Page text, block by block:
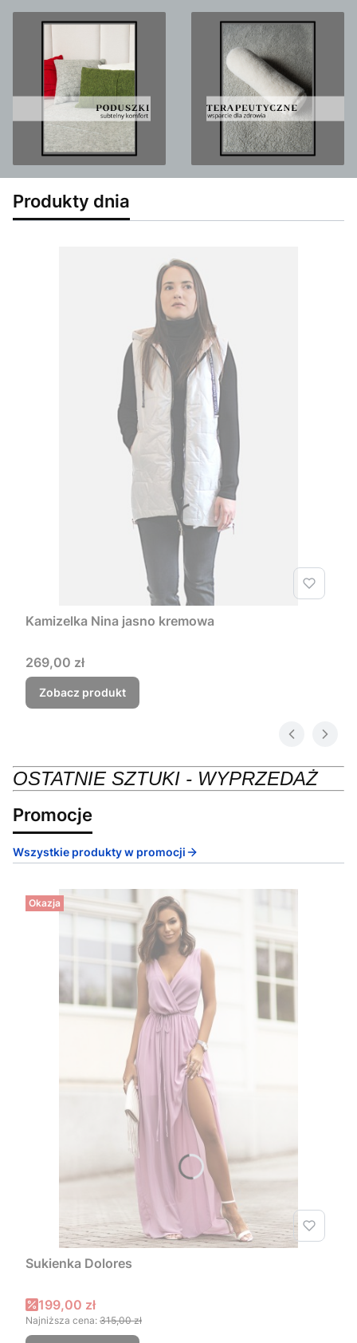
Produkty dnia
Kamizelka Nina jasno kremowa
Cena
269,00 zł
Zobacz produkt
OSTATNIE SZTUKI - WYPRZEDAŻ
Promocje
Wszystkie produkty w promocji
Okazja
Sukienka Dolores
Cena promocyjna
199,00 zł
Najniższa cena: 315,00 zł